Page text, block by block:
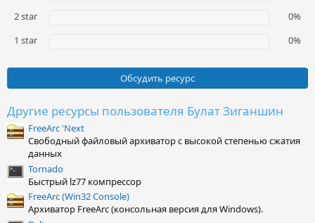
2 star
0%
1 star
0%
Обсудить ресурс
Другие ресурсы пользователя Булат Зиганшин
FreeArc 'Next
Свободный файловый архиватор с высокой степенью сжатия
данных
Tornado
Быстрый lz77 компрессор
FreeArc (Win32 Console)
Архиватор FreeArc (консольная версия для Windows).